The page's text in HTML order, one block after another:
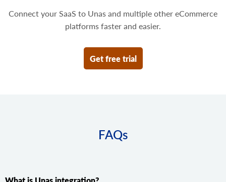
Connect your SaaS to Unas and multiple other eCommerce
platforms faster and easier.
Get free trial
FAQs